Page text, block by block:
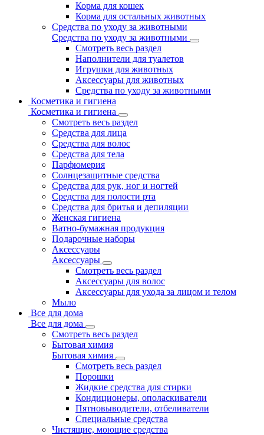
Корма для кошек
Корма для остальных животных
Средства по уходу за животными
Средства по уходу за животными
Смотреть весь раздел
Наполнители для туалетов
Игрушки для животных
Аксессуары для животных
Средства по уходу за животными
Косметика и гигиена
Косметика и гигиена
Смотреть весь раздел
Средства для лица
Средства для волос
Средства для тела
Парфюмерия
Солнцезащитные средства
Средства для рук, ног и ногтей
Средства для полости рта
Средства для бритья и депиляции
Женская гигиена
Ватно-бумажная продукция
Подарочные наборы
Аксессуары
Аксессуары
Смотреть весь раздел
Аксессуары для волос
Аксессуары для ухода за лицом и телом
Мыло
Все для дома
Все для дома
Смотреть весь раздел
Бытовая химия
Бытовая химия
Смотреть весь раздел
Порошки
Жидкие средства для стирки
Кондиционеры, ополаскиватели
Пятновыводители, отбеливатели
Специальные средства
Чистящие, моющие средства